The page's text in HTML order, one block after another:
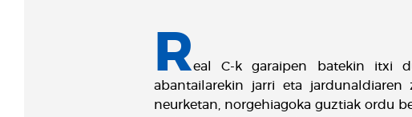
Real C-k garaipen batekin itxi
abantailarekin jarri eta
neurketan, norgehiagoka guztiak ordu